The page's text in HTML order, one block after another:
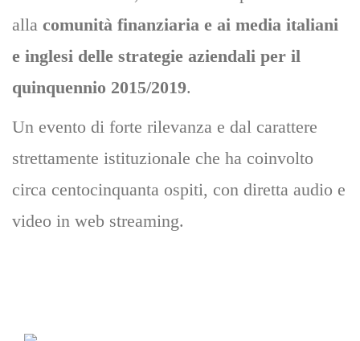
alla comunità finanziaria e ai media italiani
e inglesi delle strategie aziendali per il
quinquennio 2015/2019.
Un evento di forte rilevanza e dal carattere
strettamente istituzionale che ha coinvolto
circa centocinquanta ospiti, con diretta audio e
video in web streaming.